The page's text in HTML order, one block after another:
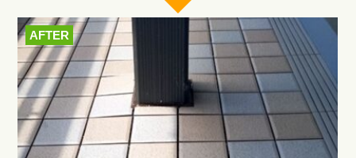
AFTER